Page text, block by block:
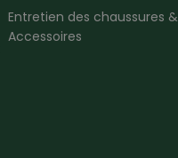
Entretien des chaussures &
Accessoires